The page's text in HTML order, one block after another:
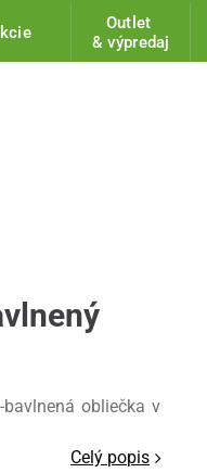
Outlet
& výpredaj
obliečka v
Celý popis